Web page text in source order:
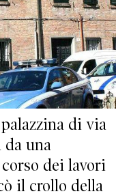
di via
da una
dei lavori
il crollo della